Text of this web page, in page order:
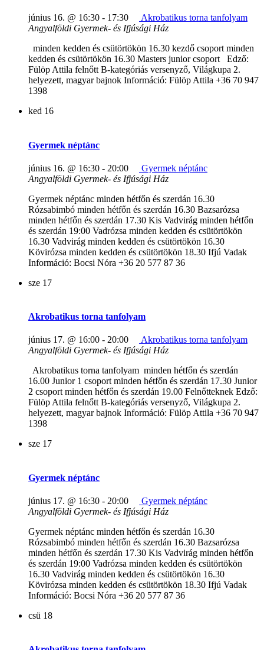
június 16. @ 16:30 - 17:30
Akrobatikus torna tanfolyam
Angyalföldi Gyermek- és Ifjúsági Ház
minden kedden és csütörtökön 16.30 kezdő csoport minden
kedden és csütörtökön 16.30 Masters junior csoport Edző:
Fülöp Attila felnőtt B-kategóriás versenyző, Világkupa 2.
helyezett, magyar bajnok Információ: Fülöp Attila +36 70 947
1398
ked 16
Gyermek néptánc
június 16. @ 16:30 - 20:00
Gyermek néptánc
Angyalföldi Gyermek- és Ifjúsági Ház
Gyermek néptánc minden hétfőn és szerdán 16.30
Rózsabimbó minden hétfőn és szerdán 16.30 Bazsarózsa
minden hétfőn és szerdán 17.30 Kis Vadvirág minden hétfőn
és szerdán 19:00 Vadrózsa minden kedden és csütörtökön
16.30 Vadvirág minden kedden és csütörtökön 16.30
Kövirózsa minden kedden és csütörtökön 18.30 Ifjú Vadak
Információ: Bocsi Nóra +36 20 577 87 36
sze 17
Akrobatikus torna tanfolyam
június 17. @ 16:00 - 20:00
Akrobatikus torna tanfolyam
Angyalföldi Gyermek- és Ifjúsági Ház
Akrobatikus torna tanfolyam minden hétfőn és szerdán
16.00 Junior 1 csoport minden hétfőn és szerdán 17.30 Junior
2 csoport minden hétfőn és szerdán 19.00 Felnőtteknek Edző:
Fülöp Attila felnőtt B-kategóriás versenyző, Világkupa 2.
helyezett, magyar bajnok Információ: Fülöp Attila +36 70 947
1398
sze 17
Gyermek néptánc
június 17. @ 16:30 - 20:00
Gyermek néptánc
Angyalföldi Gyermek- és Ifjúsági Ház
Gyermek néptánc minden hétfőn és szerdán 16.30
Rózsabimbó minden hétfőn és szerdán 16.30 Bazsarózsa
minden hétfőn és szerdán 17.30 Kis Vadvirág minden hétfőn
és szerdán 19:00 Vadrózsa minden kedden és csütörtökön
16.30 Vadvirág minden kedden és csütörtökön 16.30
Kövirózsa minden kedden és csütörtökön 18.30 Ifjú Vadak
Információ: Bocsi Nóra +36 20 577 87 36
csü 18